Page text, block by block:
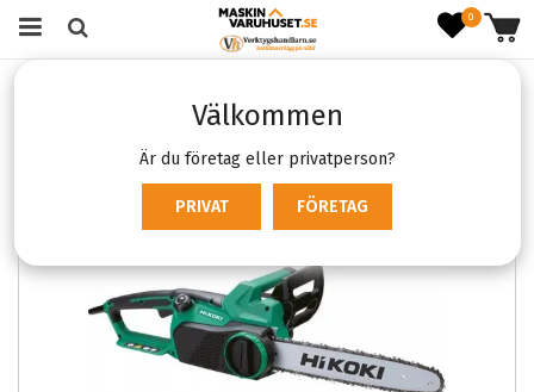
0
Välkommen
Är du företag eller privatperson?
PRIVAT FÖRETAG
Hikoki CS35SB